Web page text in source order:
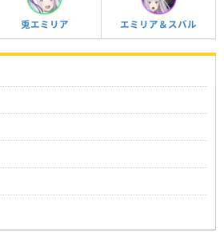
兎エミリア エミリア＆スバル